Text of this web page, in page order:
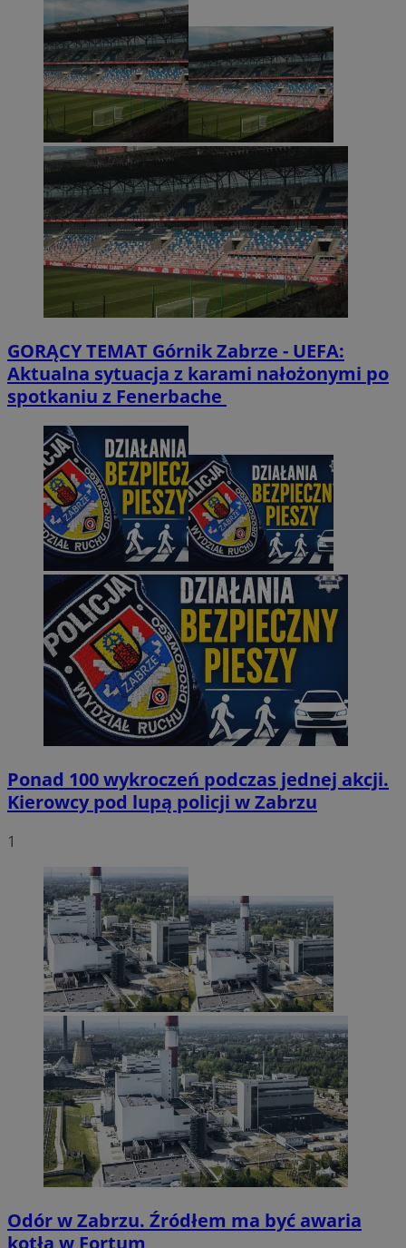
GORĄCY TEMAT Górnik Zabrze - UEFA:
Aktualna sytuacja z karami nałożonymi po
spotkaniu z Fenerbache
Ponad 100 wykroczeń podczas jednej akcji.
Kierowcy pod lupą policji w Zabrzu
1
Odór w Zabrzu. Źródłem ma być awaria
kotła w Fortum